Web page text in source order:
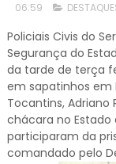
06:59
Policiais Civis do
Segurança do
da tarde de terça
em sapatinhos em
Tocantins, Adriano
chácara no Estado
participaram da
comandado pelo